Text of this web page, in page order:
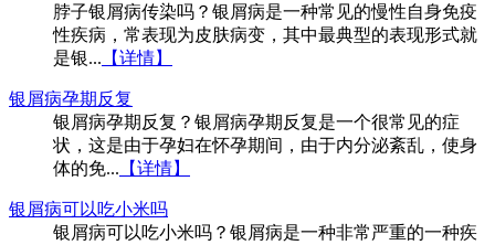
脖子银屑病传染吗？银屑病是一种常见的慢性自身免疫
性疾病，常表现为皮肤病变，其中最典型的表现形式就
是银... 【详情】
银屑病孕期反复
银屑病孕期反复？银屑病孕期反复是一个很常见的症
状，这是由于孕妇在怀孕期间，由于内分泌紊乱，使身
体的免... 【详情】
银屑病可以吃小米吗
银屑病可以吃小米吗？银屑病是一种非常严重的一种疾